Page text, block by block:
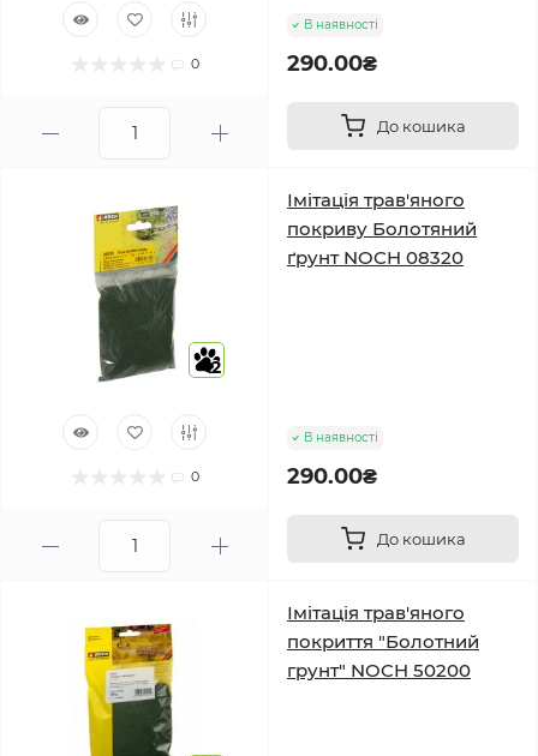
0
В наявності
290.00₴
До кошика
2
0
Імітація трав'яного
покриву Болотяний
ґрунт NOCH 08320
В наявності
290.00₴
До кошика
Імітація трав'яного
покриття "Болотний
грунт" NOCH 50200